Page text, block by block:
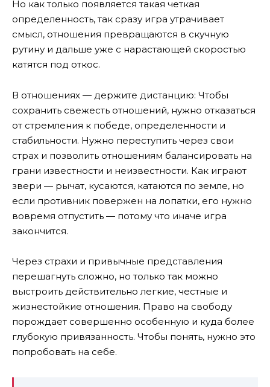
Но как только появляется такая четкая
определенность, так сразу игра утрачивает
смысл, отношения превращаются в скучную
рутину и дальше уже с нарастающей скоростью
катятся под откос.
В отношениях — держите дистанцию: Чтобы
сохранить свежесть отношений, нужно отказаться
от стремления к победе, определенности и
стабильности. Нужно переступить через свои
страх и позволить отношениям балансировать на
грани известности и неизвестности. Как играют
звери — рычат, кусаются, катаются по земле, но
если противник повержен на лопатки, его нужно
вовремя отпустить — потому что иначе игра
закончится.
Через страхи и привычные представления
перешагнуть сложно, но только так можно
выстроить действительно легкие, честные и
жизнестойкие отношения. Право на свободу
порождает совершенно особенную и куда более
глубокую привязанность. Чтобы понять, нужно это
попробовать на себе.